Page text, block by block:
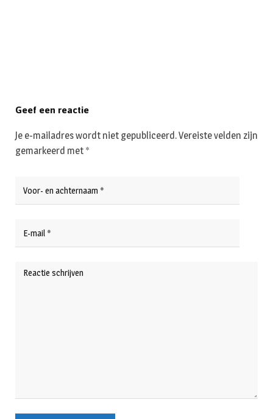
Geef een reactie
Je e-mailadres wordt niet gepubliceerd.Vereiste velden zijn
gemarkeerd met *